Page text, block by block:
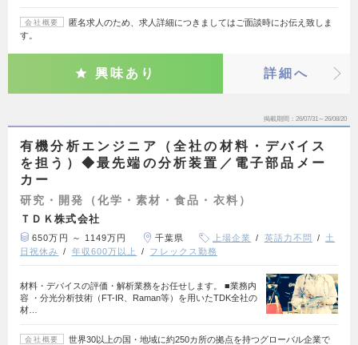
会社概要
匿名求人のため、求人詳細につきましてはご面談時にお伝え致しま
す。
興味あり 詳細へ
掲載期間 26/07/31～26/08/20
有機分析エンジニア（全社の材料・デバイス
を担う）◆最先端の分析装置／電子部品メー
カー
研究・開発（化学・素材・食品・衣料）
ＴＤＫ株式会社
650万円 ～ 1149万円 千葉県 上場企業 英語力不問
土
日祝休み
年収600万以上 フレックス勤務
材料・デバイスの評価・解析業務をお任せします。 ■業務内
容 ・分光分析技術（FT-IR、Raman等）を用いたTDK全社の
材…
会社概要
世界30以上の国・地域に約250カ所の拠点を持つグローバル企業で